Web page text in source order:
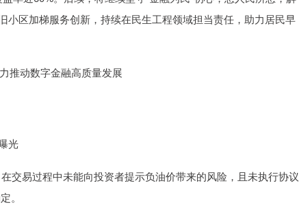
小区加梯服务创新，持续在民生工程领域担当责任，助力居民早
推动数字金融高质量发展
光
交易过程中未能向投资者提示负油价带来的风险，且未执行协议
。